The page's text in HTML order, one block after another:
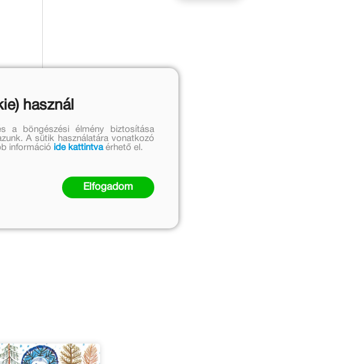
a
használ
a böngészési élmény biztosítása
A sütik használatára vonatkozó
információ ide kattintvaérhető el.
Elfogadom